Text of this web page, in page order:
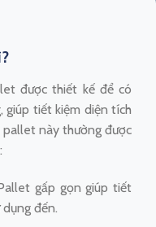
được thiết kế để có
giúp tiết kiệm diện tích
pallet này thường được
gấp gọn giúp tiết
đến.